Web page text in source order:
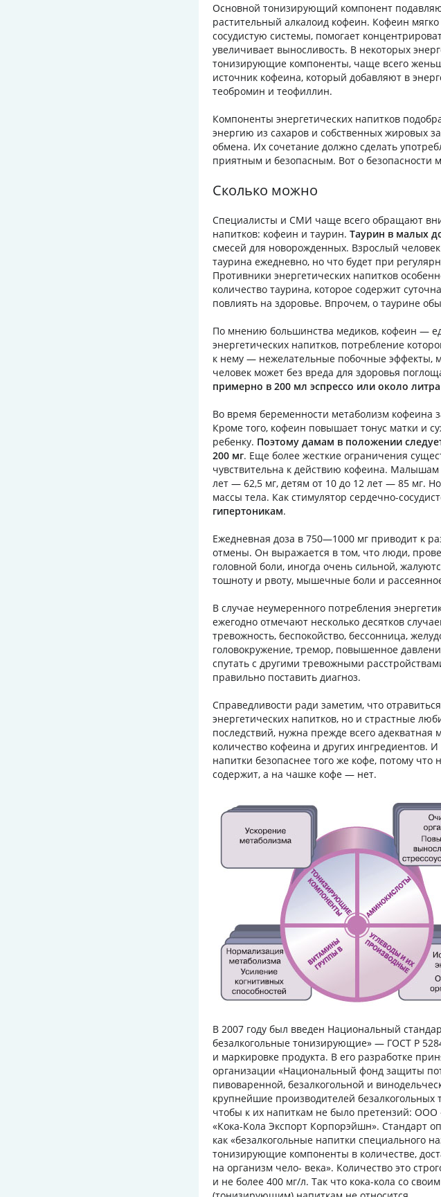
Основной тонизирующий компонент
растительный алкалоид кофеин. Кофеин
сосудистую системы, помогает
увеличивает выносливость. В некоторых
тонизирующие компоненты, чаще всего
источник кофеина, который добавляют в
теобромин и теофиллин.
Компоненты энергетических напитков
энергию из сахаров и собственных жировых
обмена. Их сочетание должно сделать
приятным и безопасным. Вот о безопасности
Сколько можно
Специалисты и СМИ чаще всего обращают
напитков: кофеин и таурин. Таурин в малых
смесей для новорожденных. Взрослый
таурина ежедневно, но что будет при
Противники энергетических напитков
количество таурина, которое содержит
повлиять на здоровье. Впрочем, о таурине
По мнению большинства медиков, кофеин —
энергетических напитков, потребление
к нему — нежелательные побочные эффекты,
человек может без вреда для здоровья
примерно в 200 мл эспрессо или около
Во время беременности метаболизм кофеина
Кроме того, кофеин повышает тонус матки и
ребенку. Поэтому дамам в положении
200 мг. Еще более жесткие ограничения
чувствительна к действию кофеина.
лет — 62,5 мг, детям от 10 до 12 лет — 85 мг.
массы тела. Как стимулятор сердечно-
гипертоникам.
Ежедневная доза в 750—1000 мг приводит к
отмены. Он выражается в том, что люди,
головной боли, иногда очень сильной,
тошноту и рвоту, мышечные боли и
В случае неумеренного потребления
ежегодно отмечают несколько десятков
тревожность, беспокойство, бессонница,
головокружение, тремор, повышенное
спутать с другими тревожными
правильно поставить диагноз.
Справедливости ради заметим, что
энергетических напитков, но и страстные
последствий, нужна прежде всего адекватная
количество кофеина и других ингредиентов.
напитки безопаснее того же кофе, потому что
содержит, а на чашке кофе — нет.
В 2007 году был введен Национальный
безалкогольные тонизирующие» — ГОСТ Р
и маркировке продукта. В его разработке
организации «Национальный фонд защиты
пивоваренной, безалкогольной и
крупнейшие производителей
чтобы к их напиткам не было претензий:
«Кока-Кола Экспорт Корпорэйшн». Стандарт
как «безалкогольные напитки специального
тонизирующие компоненты в количестве,
на организм чело- века». Количество это
и не более 400 мг/л. Так что кока-кола со